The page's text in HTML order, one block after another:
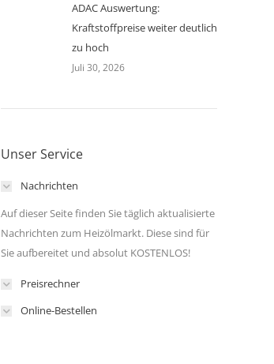
ADAC Auswertung:
Kraftstoffpreise weiter deutlich
zu hoch
Juli 30, 2026
Unser Service
Nachrichten
Auf dieser Seite finden Sie täglich aktualisierte
Nachrichten zum Heizölmarkt. Diese sind für
Sie aufbereitet und absolut KOSTENLOS!
Preisrechner
Online-Bestellen